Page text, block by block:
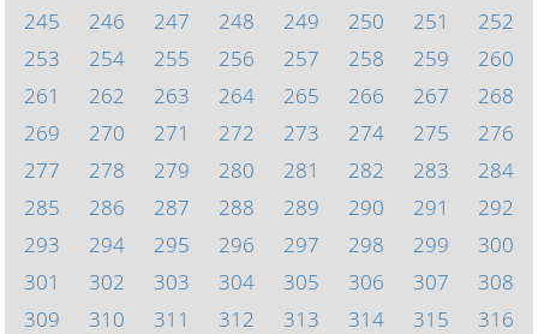
245
246 247 248 249 250 251
252
253
254 255 256 257 258 259
260
261
262 263 264 265 266 267
268
269
270 271 272 273 274 275
276
277
278 279 280 281 282 283
284
285
286 287 288 289 290 291
292
293
294 295 296 297 298 299
300
301
302 303 304 305 306 307
308
309
310 311 312 313 314 315
316